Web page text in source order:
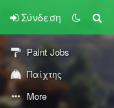
Σύνδεση
Paint Jobs
Παίχτης
More